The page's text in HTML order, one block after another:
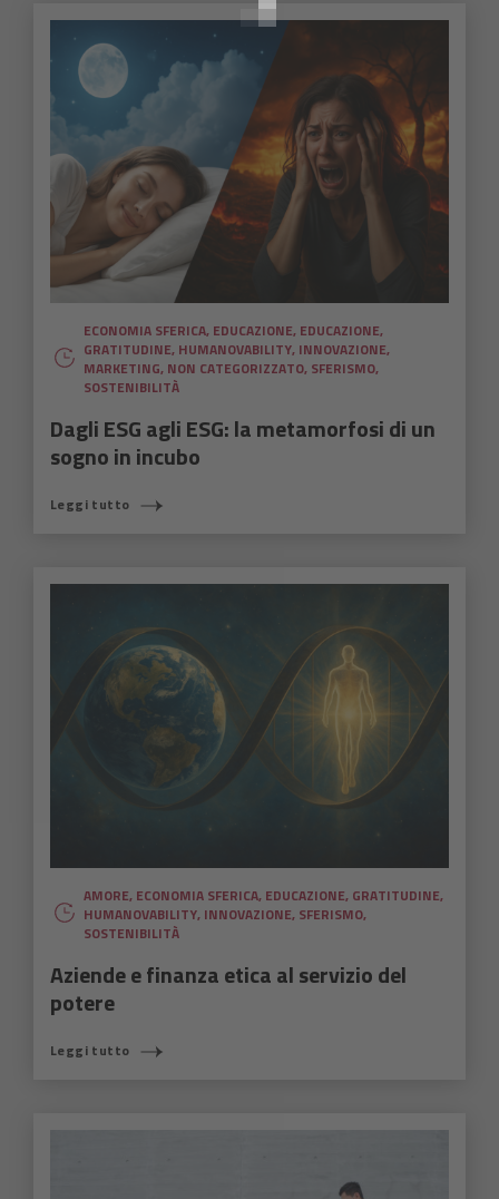
ECONOMIA SFERICA, EDUCAZIONE, EDUCAZIONE,
GRATITUDINE, HUMANOVABILITY, INNOVAZIONE,
MARKETING, NON CATEGORIZZATO, SFERISMO,
SOSTENIBILITÀ
Dagli ESG agli ESG: la metamorfosi di un
sogno in incubo
Leggi tutto
AMORE, ECONOMIA SFERICA, EDUCAZIONE, GRATITUDINE,
HUMANOVABILITY, INNOVAZIONE, SFERISMO,
SOSTENIBILITÀ
Aziende e finanza etica al servizio del
potere
Leggi tutto